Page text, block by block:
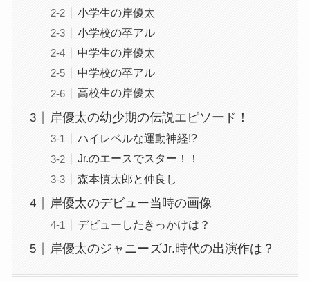
小学生の岸優太
小学校の卒アル
中学生の岸優太
中学校の卒アル
高校生の岸優太
岸優太の幼少期の伝説エピソード！
ハイレベルな運動神経!?
Jr.のエースでスター！！
森本慎太郎と仲良し
岸優太のデビュー当時の画像
デビューしたきっかけは？
岸優太のジャニーズJr.時代の出演作は？